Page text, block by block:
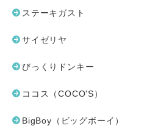
ステーキガスト
サイゼリヤ
びっくりドンキー
ココス（COCO'S）
BigBoy（ビッグボーイ）